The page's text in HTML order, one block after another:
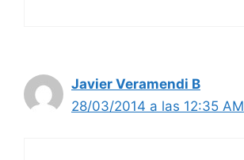
Javier Veramendi B
28/03/2014 a las 12:35 AM